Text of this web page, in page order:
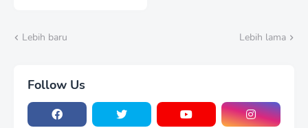
Lebih baru Lebih lama
Follow Us